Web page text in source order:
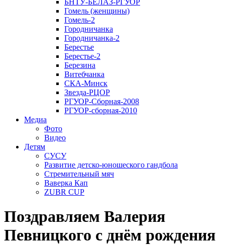
БНТУ-БЕЛАЗ-РГУОР
Гомель (женщины)
Гомель-2
Городничанка
Городничанка-2
Берестье
Берестье-2
Березина
Витебчанка
СКА-Минск
Звезда-РЦОР
РГУОР-Сборная-2008
РГУОР-сборная-2010
Медиа
Фото
Видео
Детям
СУСУ
Развитие детско-юношеского гандбола
Стремительный мяч
Ваверка Кап
ZUBR CUP
Поздравляем Валерия
Певницкого с днём рождения